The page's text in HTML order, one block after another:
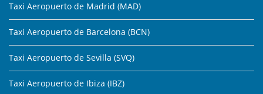
Taxi Aeropuerto de Madrid (MAD)
Taxi Aeropuerto de Barcelona (BCN)
Taxi Aeropuerto de Sevilla (SVQ)
Taxi Aeropuerto de Ibiza (IBZ)